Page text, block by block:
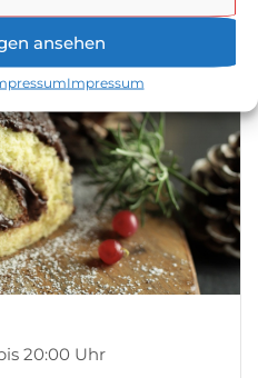
ansehen
Impressum
20:00 Uhr